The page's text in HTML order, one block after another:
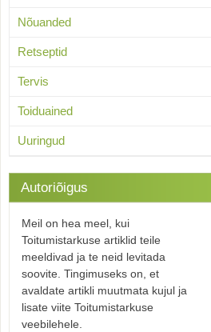
Nõuanded
Retseptid
Tervis
Toiduained
Uuringud
Autoriõigus
Meil on hea meel, kui
Toitumistarkuse artiklid teile
meeldivad ja te neid levitada
soovite. Tingimuseks on, et
avaldate artikli muutmata kujul ja
lisate viite Toitumistarkuse
veebilehele.